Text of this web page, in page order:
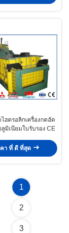
ไฮดรอลิกเครื่องกดอัด
มิเนียมใบรับรอง CE
า ที่ ดี ที่สุด
1
2
3